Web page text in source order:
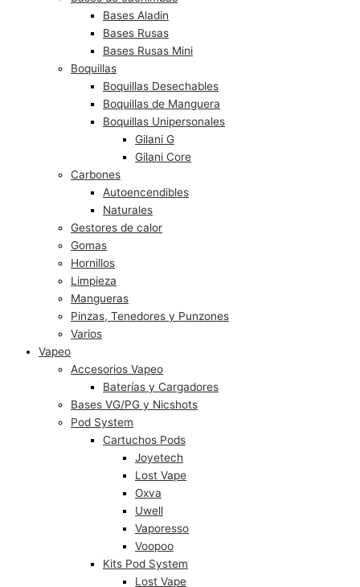
Bases Aladin
Bases Rusas
Bases Rusas Mini
Boquillas
Boquillas Desechables
Boquillas de Manguera
Boquillas Unipersonales
Gilani G
Gilani Core
Carbones
Autoencendibles
Naturales
Gestores de calor
Gomas
Hornillos
Limpieza
Mangueras
Pinzas, Tenedores y Punzones
Varios
Vapeo
Accesorios Vapeo
Baterías y Cargadores
Bases VG/PG y Nicshots
Pod System
Cartuchos Pods
Joyetech
Lost Vape
Oxva
Uwell
Vaporesso
Voopoo
Kits Pod System
Lost Vape